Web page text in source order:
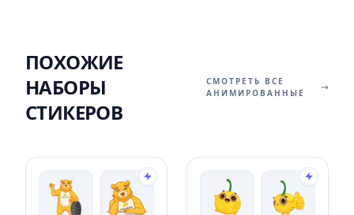
ПОХОЖИЕ
НАБОРЫ
СТИКЕРОВ
СМОТРЕТЬ ВСЕ
АНИМИРОВАННЫЕ